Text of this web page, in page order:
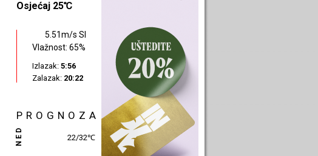
Osjećaj 23℃
1.38m/s SZ
Vlažnost: 48%
Izlazak: 5:58
Zalazak: 20:24
PROGNOZA
NED 25/31℃